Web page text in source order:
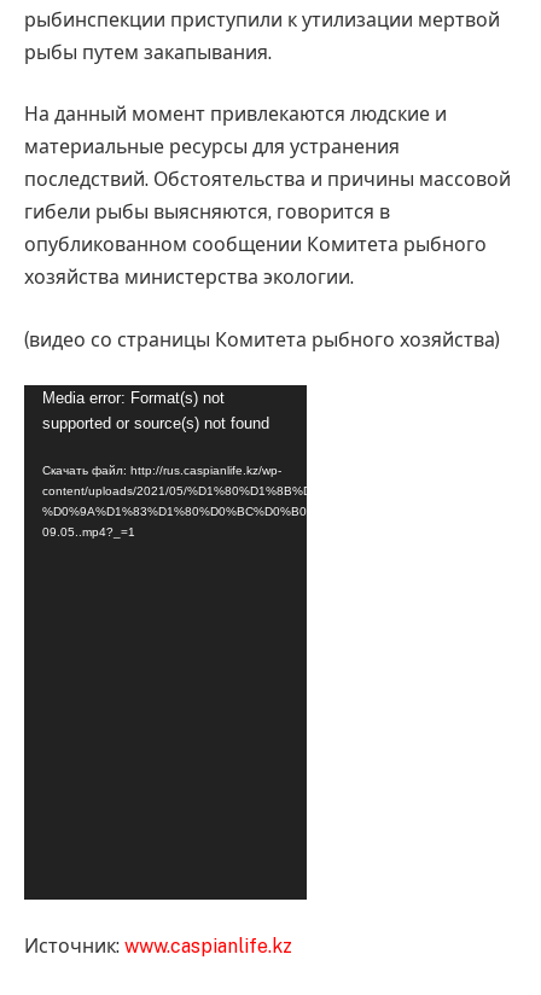
рыбинспекции приступили к утилизации мертвой
рыбы путем закапывания.
На данный момент привлекаются людские и
материальные ресурсы для устранения
последствий. Обстоятельства и причины массовой
гибели рыбы выясняются, говорится в
опубликованном сообщении Комитета рыбного
хозяйства министерства экологии.
(видео со страницы Комитета рыбного хозяйства)
Видеоплеер
Media error: Format(s) not
supported or source(s) not found
Скачать файл: http://rus.caspianlife.kz/wp-
content/uploads/2021/05/%D1%80%D1%8B%D0%B1%D0%B0-
09.05..mp4?_=1
Источник: www.caspianlife.kz